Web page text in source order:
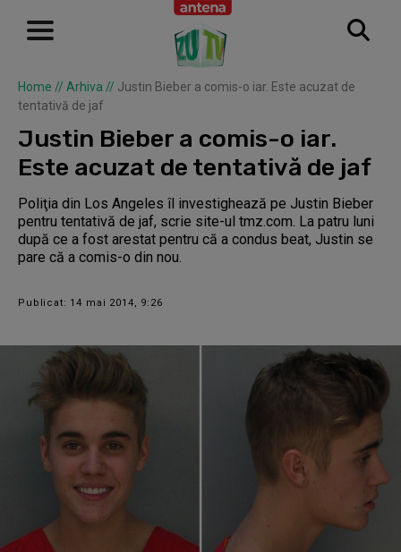
Home // Arhiva // Justin Bieber a comis-o iar. Este acuzat de
tentativă de jaf
Justin Bieber a comis-o iar.
Este acuzat de tentativă de jaf
Poliţia din Los Angeles îl investighează pe Justin Bieber
pentru tentativă de jaf, scrie site-ul tmz.com. La patru luni
după ce a fost arestat pentru că a condus beat, Justin se
pare că a comis-o din nou.
Publicat: 14 mai 2014, 9:26